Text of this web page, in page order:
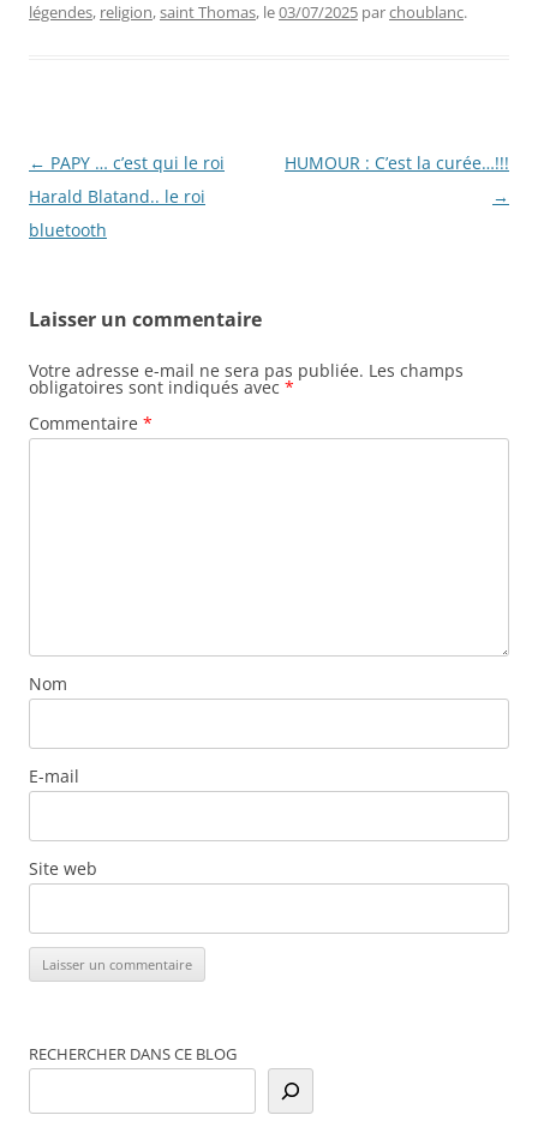
légendes, religion,saint Thomas, le03/07/2025 parchoublanc.
Navigation
des
articles
← PAPY … c’est qui le roi
Harald Blatand.. le roi
bluetooth
HUMOUR : C’est la curée…!!!
→
Laisser un commentaire
Votre adresse e-mail ne sera pas publiée. Les champs
obligatoires sont indiqués avec *
Commentaire *
Nom
E-mail
Site web
RECHERCHER DANS CE BLOG